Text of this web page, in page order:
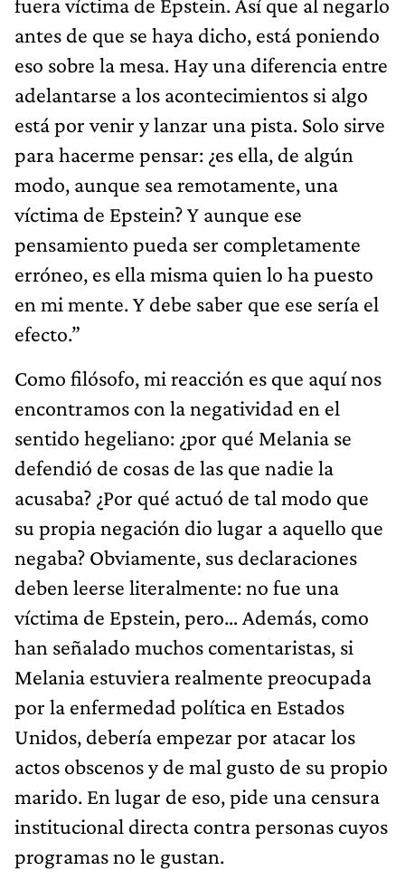
antes de que se haya dicho, está poniendo
eso sobre la mesa. Hay una diferencia entre
adelantarse a los acontecimientos si algo
está por venir y lanzar una pista. Solo sirve
para hacerme pensar: ¿es ella, de algún
modo, aunque sea remotamente, una
víctima de Epstein? Y aunque ese
pensamiento pueda ser completamente
erróneo, es ella misma quien lo ha puesto
en mi mente. Y debe saber que ese sería el
efecto.”
Como filósofo, mi reacción es que aquí nos
encontramos con la negatividad en el
sentido hegeliano: ¿por qué Melania se
defendió de cosas de las que nadie la
acusaba? ¿Por qué actuó de tal modo que
su propia negación dio lugar a aquello que
negaba? Obviamente, sus declaraciones
deben leerse literalmente: no fue una
víctima de Epstein, pero… Además, como
han señalado muchos comentaristas, si
Melania estuviera realmente preocupada
por la enfermedad política en Estados
Unidos, debería empezar por atacar los
actos obscenos y de mal gusto de su propio
marido. En lugar de eso, pide una censura
institucional directa contra personas cuyos
programas no le gustan.